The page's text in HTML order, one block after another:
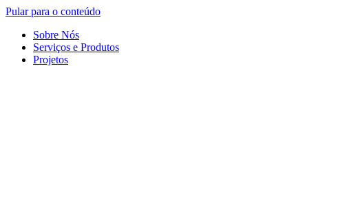
Pular para o conteúdo
Sobre Nós
Serviços e Produtos
Projetos